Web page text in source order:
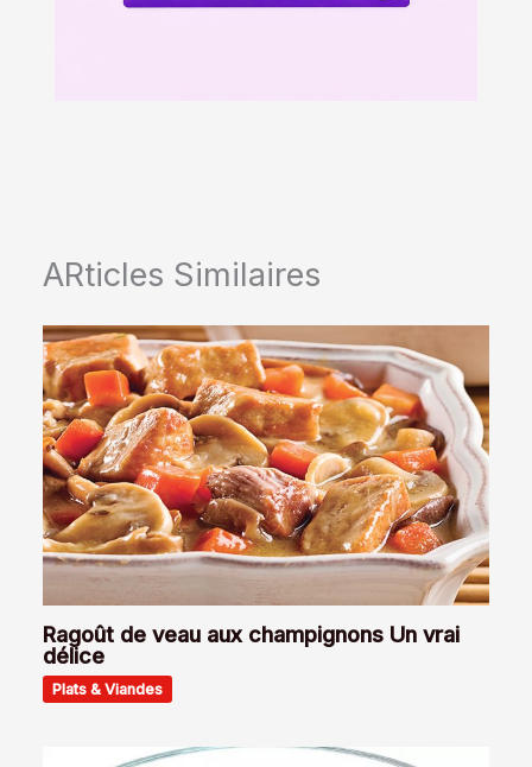
ARticles Similaires
Ragoût de veau aux champignons Un vrai
délice
Plats & Viandes